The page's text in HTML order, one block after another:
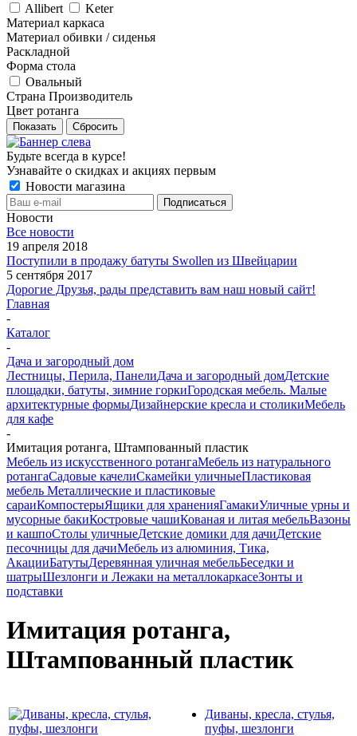
Allibert
Keter
Материал каркаса
Материал обивки / сиденья
Раскладной
Форма стола
Овальный
Страна Производитель
Цвет ротанга
Показать Сбросить
Будьте всегда в курсе!
Узнавайте о скидках и акциях первым
Новости магазина
Новости
Все новости
19 апреля 2018
Поступили в продажу батуты Swollen из Швейцарии
5 сентября 2017
Дорогие Друзья, рады представить вам наш новый сайт!
Главная
-
Каталог
-
Дача и загородный дом
Лестницы, Перила, ПанелиДача и загородный домДетские
площадки, батуты, зимние горкиГородская мебель. Малые
архитектурные формыДизайнерские кресла и столикиМебель
для кафе
-
Имитация ротанга, Штампованный пластик
Мебель из искусственного ротангаМебель из натурального
ротангаСадовые качелиСкамейки уличныеПластиковая
мебель Металлические и пластиковые
сараиКомпостерыЯщики для храненияГамакиУличные урны и
мусорные бакиКостровые чашиКованая и литая мебельВазоны
и кашпоСтолы уличныеДетские домики для дачиДетские
песочницы для дачиМебель из алюминия, Тика,
АкацииБатутыДеревянная уличная мебельБеседки и
шатрыШезлонги и Лежаки на металлокаркасеЗонты и
подставки
Имитация ротанга,
Штампованный пластик
Диваны, кресла, стулья,
пуфы, шезлонги